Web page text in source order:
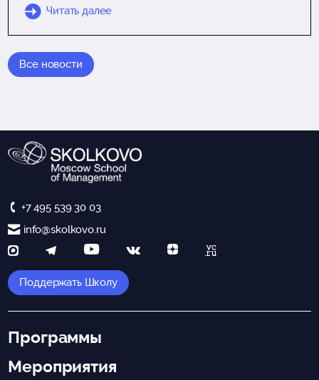
Читать далее
Все новости
+7 495 539 30 03
info@skolkovo.ru
Поддержать Школу
Программы
Мероприятия